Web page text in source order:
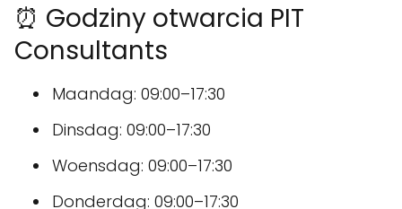
⏰ Godziny otwarcia PIT
Consultants
Maandag: 09:00–17:30
Dinsdag: 09:00–17:30
Woensdag: 09:00–17:30
Donderdag: 09:00–17:30